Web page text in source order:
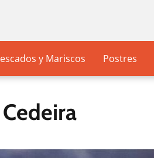
y Mariscos Postres